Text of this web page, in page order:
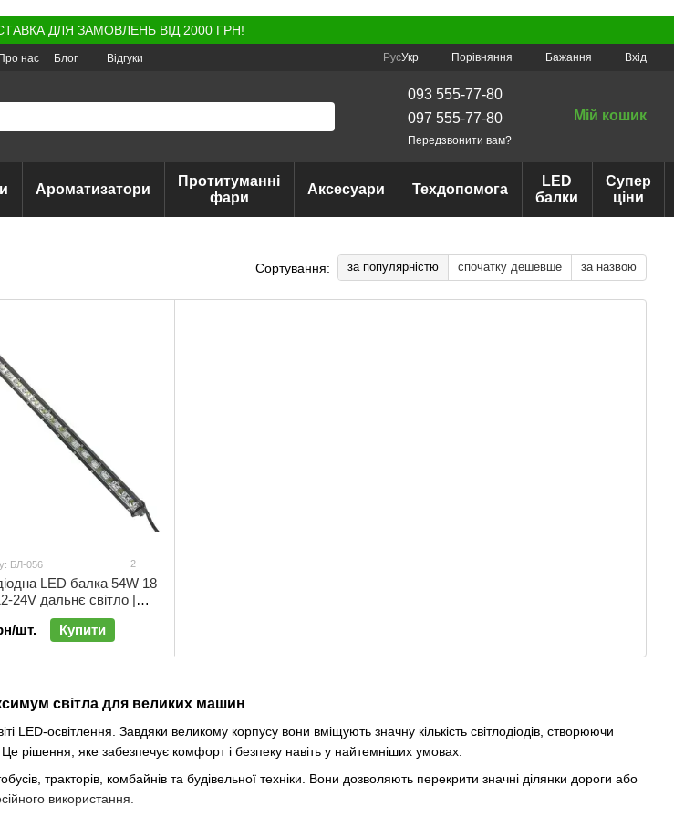
ДЛЯ ЗАМОВЛЕНЬ ВІД 2000 ГРН!
Про нас Блог Відгуки РусУкр Порівняння Бажання Вхід
093 555-77-80
097 555-77-80
Передзвонити вам?
Мій кошик
Ароматизатори
Протитуманні
фари
Аксесуари Техдопомога
LED
балки
Супер
ціни
Сортування: за популярністю спочатку дешевше за назвою
світла для великих машин
освітлення. Завдяки великому корпусу вони вміщують значну кількість світлодіодів, створюючи
рішення, яке забезпечує комфорт і безпеку навіть у найтемніших умовах.
тракторів, комбайнів та будівельної техніки. Вони дозволяють перекрити значні ділянки дороги або
використання.
БЛ-056 2
LED балка 54W 18
24V дальнє світло |
шт.
Купити